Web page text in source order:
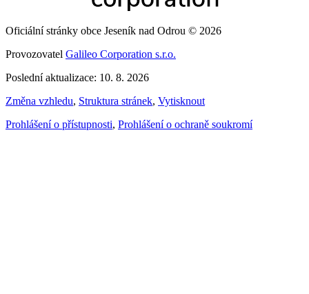
Oficiální stránky obce Jeseník nad Odrou © 2026
Provozovatel Galileo Corporation s.r.o.
Poslední aktualizace: 10. 8. 2026
Změna vzhledu, Struktura stránek, Vytisknout
Prohlášení o přístupnosti, Prohlášení o ochraně soukromí